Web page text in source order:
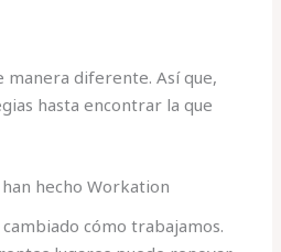
manera diferente. Así que,
hasta encontrar la que
hecho Workation
cómo trabajamos.